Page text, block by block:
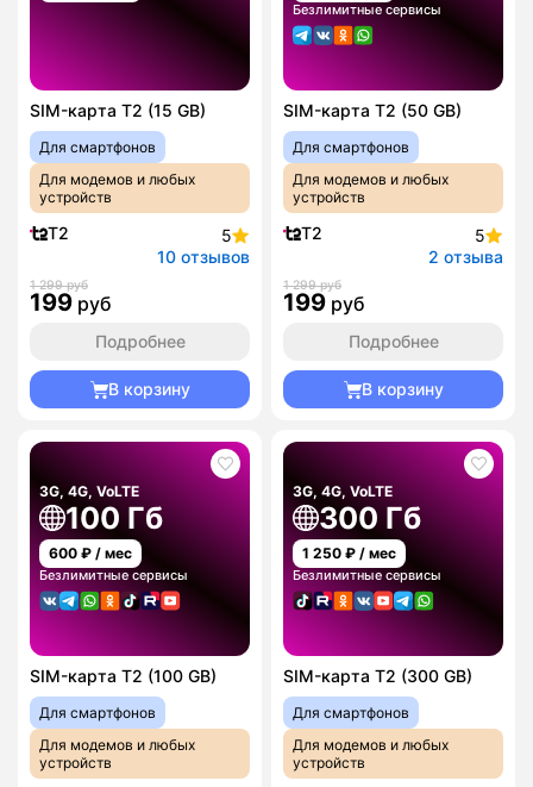
SIM-карта T2 (15 GB)
Для смартфонов
Для модемов и любых
устройств
T2
5
10 отзывов
1 299 руб
199 руб
Подробнее
В корзину
Безлимитные сервисы
SIM-карта T2 (50 GB)
Для смартфонов
Для модемов и любых
устройств
T2
5
2 отзыва
1 299 руб
199 руб
Подробнее
В корзину
3G, 4G, VoLTE
100 Гб
600 ₽ / мес
Безлимитные сервисы
SIM-карта T2 (100 GB)
Для смартфонов
Для модемов и любых
устройств
3G, 4G, VoLTE
300 Гб
1 250 ₽ / мес
Безлимитные сервисы
SIM-карта T2 (300 GB)
Для смартфонов
Для модемов и любых
устройств